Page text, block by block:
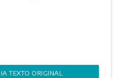
TEXTO ORIGINAL